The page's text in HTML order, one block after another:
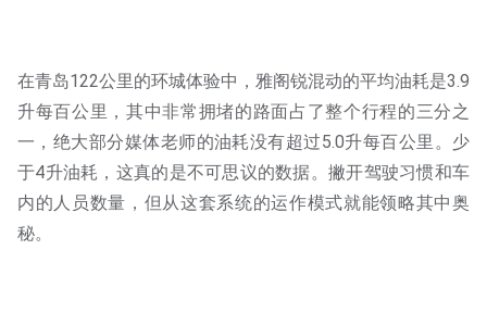
在青岛122公里的环城体验中，雅阁锐混动的平均油耗是3.9
升每百公里，其中非常拥堵的路面占了整个行程的三分之
一，绝大部分媒体老师的油耗没有超过5.0升每百公里。少
于4升油耗，这真的是不可思议的数据。撇开驾驶习惯和车
内的人员数量，但从这套系统的运作模式就能领略其中奥
秘。